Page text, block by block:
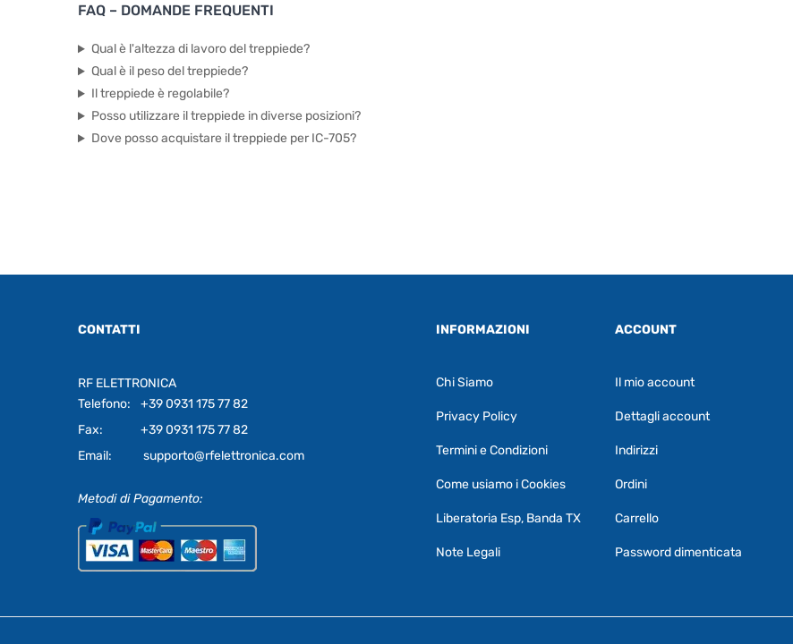
FAQ – DOMANDE FREQUENTI
Qual è l'altezza di lavoro del treppiede?
Qual è il peso del treppiede?
Il treppiede è regolabile?
Posso utilizzare il treppiede in diverse posizioni?
Dove posso acquistare il treppiede per IC-705?
CONTATTI
RF ELETTRONICA
Telefono:
+39 0931 175 77 82
Fax:
+39 0931 175 77 82
Email:
supporto@rfelettronica.com
Metodi di Pagamento:
INFORMAZIONI
Chi Siamo
Privacy Policy
Termini e Condizioni
Come usiamo i Cookies
Liberatoria Esp, Banda TX
Note Legali
ACCOUNT
Il mio account
Dettagli account
Indirizzi
Ordini
Carrello
Password dimenticata